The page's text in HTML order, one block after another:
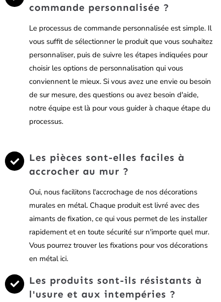
commande personnalisée ?
Le processus de commande personnalisée est simple. Il
vous suffit de sélectionner le produit que vous souhaitez
personnaliser, puis de suivre les étapes indiquées pour
choisir les options de personnalisation qui vous
conviennent le mieux. Si vous avez une envie ou besoin
de sur mesure, des questions ou avez besoin d'aide,
notre équipe est là pour vous guider à chaque étape du
processus.
Les pièces sont-elles faciles à
accrocher au mur ?
Oui, nous facilitons l'accrochage de nos décorations
murales en métal. Chaque produit est livré avec des
aimants de fixation, ce qui vous permet de les installer
rapidement et en toute sécurité sur n'importe quel mur.
Vous pourrez trouver les fixations pour vos décorations
en métal ici.
Les produits sont-ils résistants à
l'usure et aux intempéries ?